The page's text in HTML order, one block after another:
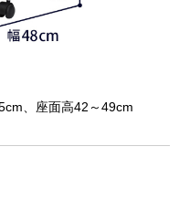
、座面高42～49cm